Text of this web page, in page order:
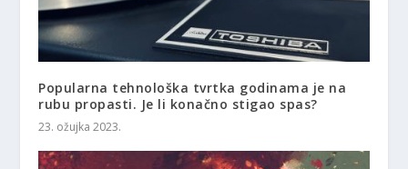
Popularna tehnološka tvrtka godinama je na
rubu propasti. Je li konačno stigao spas?
23. ožujka 2023.